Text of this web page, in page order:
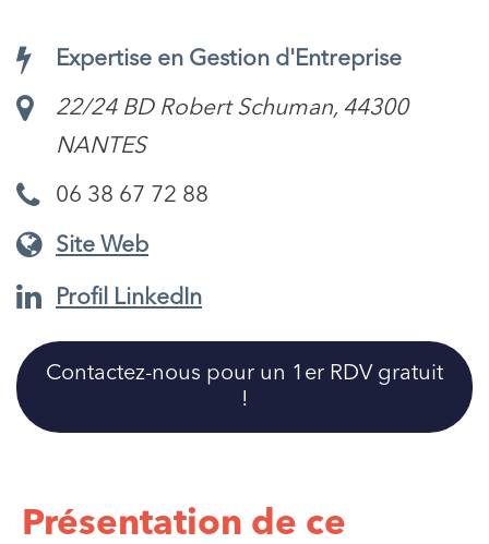
Expertise en Gestion d'Entreprise
22/24 BD Robert Schuman, 44300
NANTES
06 38 67 72 88
Site Web
Profil LinkedIn
Contactez-nous pour un 1er RDV gratuit
!
Présentation de ce